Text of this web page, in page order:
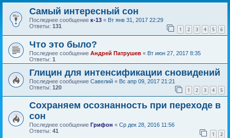
Самый интересный сон
Последнее сообщение к-13 « Вт янв 31, 2017 22:29
Ответы: 131 1 2 3 4 5 6
Что это было?
Последнее сообщение Андрей Патрушев « Вт июн 27, 2017 8:35
Ответы: 1
Глицин для интенсификации сновидений
Последнее сообщение Савелий « Вс апр 09, 2017 21:21
Ответы: 120 1 2 3 4 5
Сохраняем осознанность при переходе в
сон
Последнее сообщение Грифон « Ср дек 28, 2016 11:56
Ответы: 41 1 2